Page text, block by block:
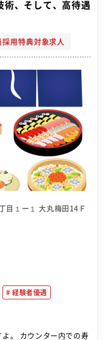
術、そして、高待遇
採用特典対象求人
目１ー１ 大丸梅田14Ｆ
経験者優遇
の寿